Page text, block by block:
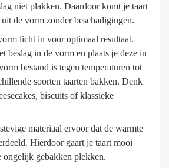
niet plakken. Daardoor komt je taart
de vorm zonder beschadigingen.
licht in voor optimaal resultaat.
beslag in de vorm en plaats je deze in
bestand is tegen temperaturen tot
soorten taarten bakken. Denk
biscuits of klassieke
materiaal ervoor dat de warmte
Hierdoor gaart je taart mooi
ongelijk gebakken plekken.